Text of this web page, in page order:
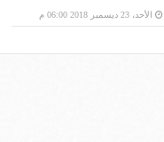
الأحد، 23 ديسمبر 2018 06:00 م